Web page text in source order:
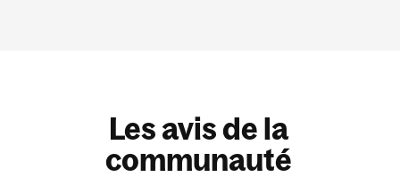
Les avis de la
communauté